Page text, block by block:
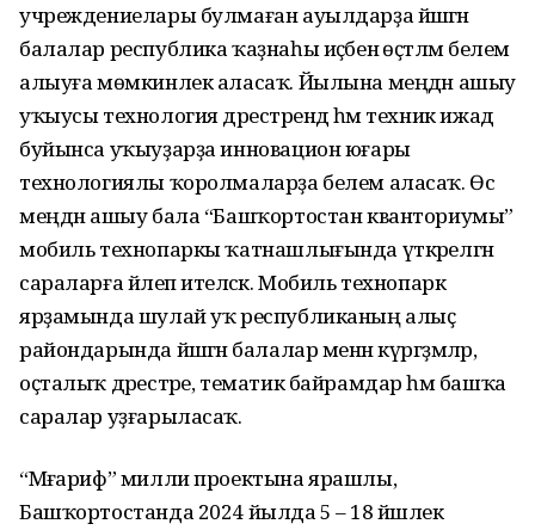
учреждениелары булмаған ауылдарҙа йәшәгән
балалар республика ҡаҙнаһы иҫәбенә өҫтәлмә белем
алыуға мөмкинлек аласаҡ. Йылына меңдән ашыу
уҡыусы технология дәрестәрендә һәм техник ижад
буйынса уҡыуҙарҙа инновацион юғары
технологиялы ҡоролмаларҙа белем аласаҡ. Өс
меңдән ашыу бала “Башҡортостан кванториумы”
мобиль технопаркы ҡатнашлығында үткәрелгән
сараларға йәлеп ителәсәк. Мобиль технопарк
ярҙамында шулай уҡ республиканың алыҫ
райондарында йәшәгән балалар менән күргәҙмәләр,
оҫталыҡ дәрестәре, тематик байрамдар һәм башҡа
саралар уҙғарыласаҡ.
“Мәғариф” милли проектына ярашлы,
Башҡортостанда 2024 йылда 5 – 18 йәшлек